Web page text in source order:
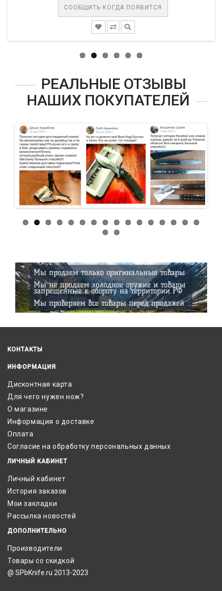
СООБЩИТЬ КОГДА ПОЯВИТСЯ
РЕАЛЬНЫЕ ОТЗЫВЫ
НАШИХ ПОКУПАТЕЛЕЙ
КОНТАКТЫ
ИНФОРМАЦИЯ
Дисконтная карта
Для чего нужен нож?
О магазине
Информация о доставке
Оплата
Согласие на обработку персональных данных
ЛИЧНЫЙ КАБИНЕТ
Личный кабинет
История заказов
Мои закладки
Рассылка новостей
ДОПОЛНИТЕЛЬНО
Производители
Товары со скидкой
@ SPbKnife.ru 2013-2023